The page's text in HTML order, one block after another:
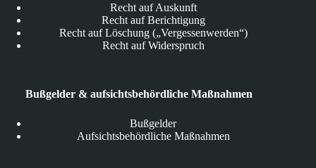
Recht auf Auskunft
Recht auf Berichtigung
Recht auf Löschung („Vergessenwerden“)
Recht auf Widerspruch
Bußgelder & aufsichtsbehördliche Maßnahmen
Bußgelder
Aufsichtsbehördliche Maßnahmen